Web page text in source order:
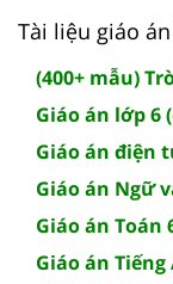
Tài liệu giáo
(400+ mẫu)
Giáo án lớp 6
Giáo án điện
Giáo án Ngữ
Giáo án Toán
Giáo án Tiếng